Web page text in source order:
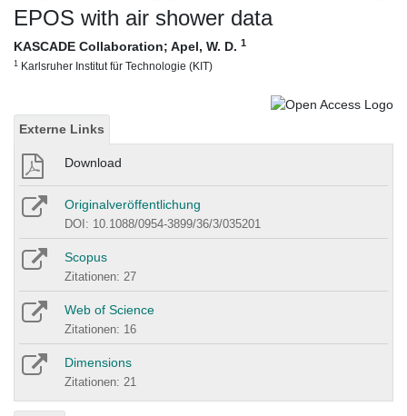
EPOS with air shower data
KASCADE Collaboration; Apel, W. D. 1
1 Karlsruher Institut für Technologie (KIT)
Externe Links
Download
Originalveröffentlichung
DOI: 10.1088/0954-3899/36/3/035201
Scopus
Zitationen: 27
Web of Science
Zitationen: 16
Dimensions
Zitationen: 21